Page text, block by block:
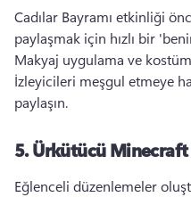
Cadılar Bayramı etkinliği
İzleyicileri meşgul etmeye
paylaşın.
5.Ürkütücü Minecraft
Eğlenceli düzenlemeler